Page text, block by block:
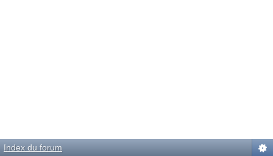
Index du forum